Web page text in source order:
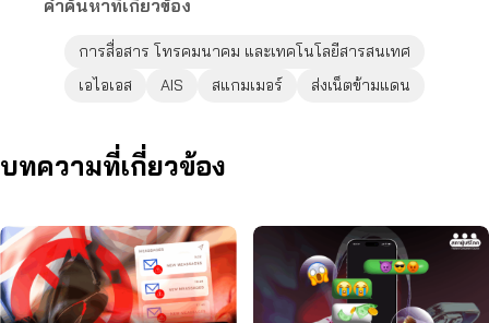
คำค้นหาที่เกี่ยวข้อง
การสื่อสาร โทรคมนาคม และเทคโนโลยีสารสนเทศ
เอไอเอส
AIS สแกมเมอร์ ส่งเน็ตข้ามแดน
บทความที่เกี่ยวข้อง